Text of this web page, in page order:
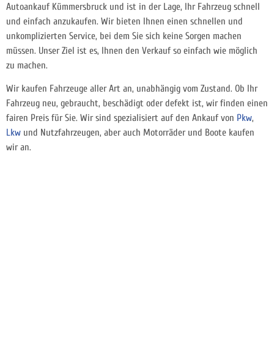
Autoankauf Kümmersbruck und ist in der Lage, Ihr Fahrzeug schnell
und einfach anzukaufen. Wir bieten Ihnen einen schnellen und
unkomplizierten Service, bei dem Sie sich keine Sorgen machen
müssen. Unser Ziel ist es, Ihnen den Verkauf so einfach wie möglich
zu machen.
Wir kaufen Fahrzeuge aller Art an, unabhängig vom Zustand. Ob Ihr
Fahrzeug neu, gebraucht, beschädigt oder defekt ist, wir finden einen
fairen Preis für Sie. Wir sind spezialisiert auf den Ankauf von Pkw,
Lkw und Nutzfahrzeugen, aber auch Motorräder und Boote kaufen
wir an.